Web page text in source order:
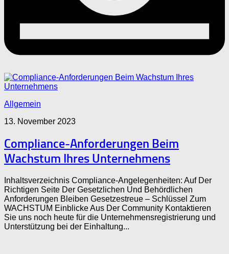
Allgemein
13. November 2023
Compliance-Anforderungen Beim
Wachstum Ihres Unternehmens
Inhaltsverzeichnis Compliance-Angelegenheiten: Auf Der
Richtigen Seite Der Gesetzlichen Und Behördlichen
Anforderungen Bleiben Gesetzestreue – Schlüssel Zum
WACHSTUM Einblicke Aus Der Community Kontaktieren
Sie uns noch heute für die Unternehmensregistrierung und
Unterstützung bei der Einhaltung...